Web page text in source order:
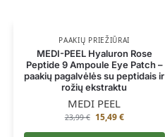
PAAKIŲ PRIEŽIŪRAI
MEDI-PEEL Hyaluron Rose
Peptide 9 Ampoule Eye Patch –
paakių pagalvėlės su peptidais ir
rožių ekstraktu
MEDI PEEL
23,99€ 15,49€